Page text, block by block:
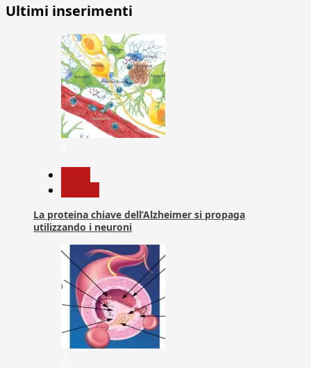
Ultimi inserimenti
La proteina chiave dell’Alzheimer si propaga
utilizzando i neuroni